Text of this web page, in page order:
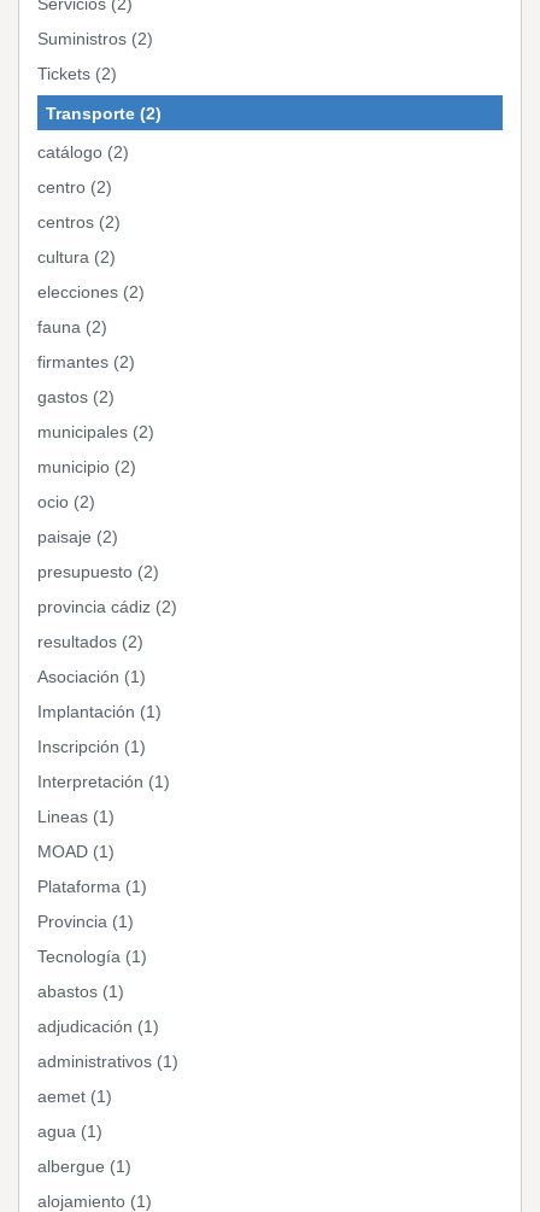
Suministros (2)
Tickets (2)
Transporte (2)
catálogo (2)
centro (2)
centros (2)
cultura (2)
elecciones (2)
fauna (2)
firmantes (2)
gastos (2)
municipales (2)
municipio (2)
ocio (2)
paisaje (2)
presupuesto (2)
provincia cádiz (2)
resultados (2)
Asociación (1)
Implantación (1)
Inscripción (1)
Interpretación (1)
Lineas (1)
MOAD (1)
Plataforma (1)
Provincia (1)
Tecnología (1)
abastos (1)
adjudicación (1)
administrativos (1)
aemet (1)
agua (1)
albergue (1)
alojamiento (1)